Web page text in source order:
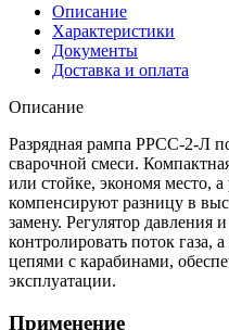
Описание
Характеристики
Документы
Доставка и оплата
Описание
Разрядная рампа РРСС-2-Л
сварочной смеси.
или стойке, экономя место,
компенсируют разницу в
замену. Регулятор давления
контролировать поток
цепями с карабинами,
эксплуатации.
Применение